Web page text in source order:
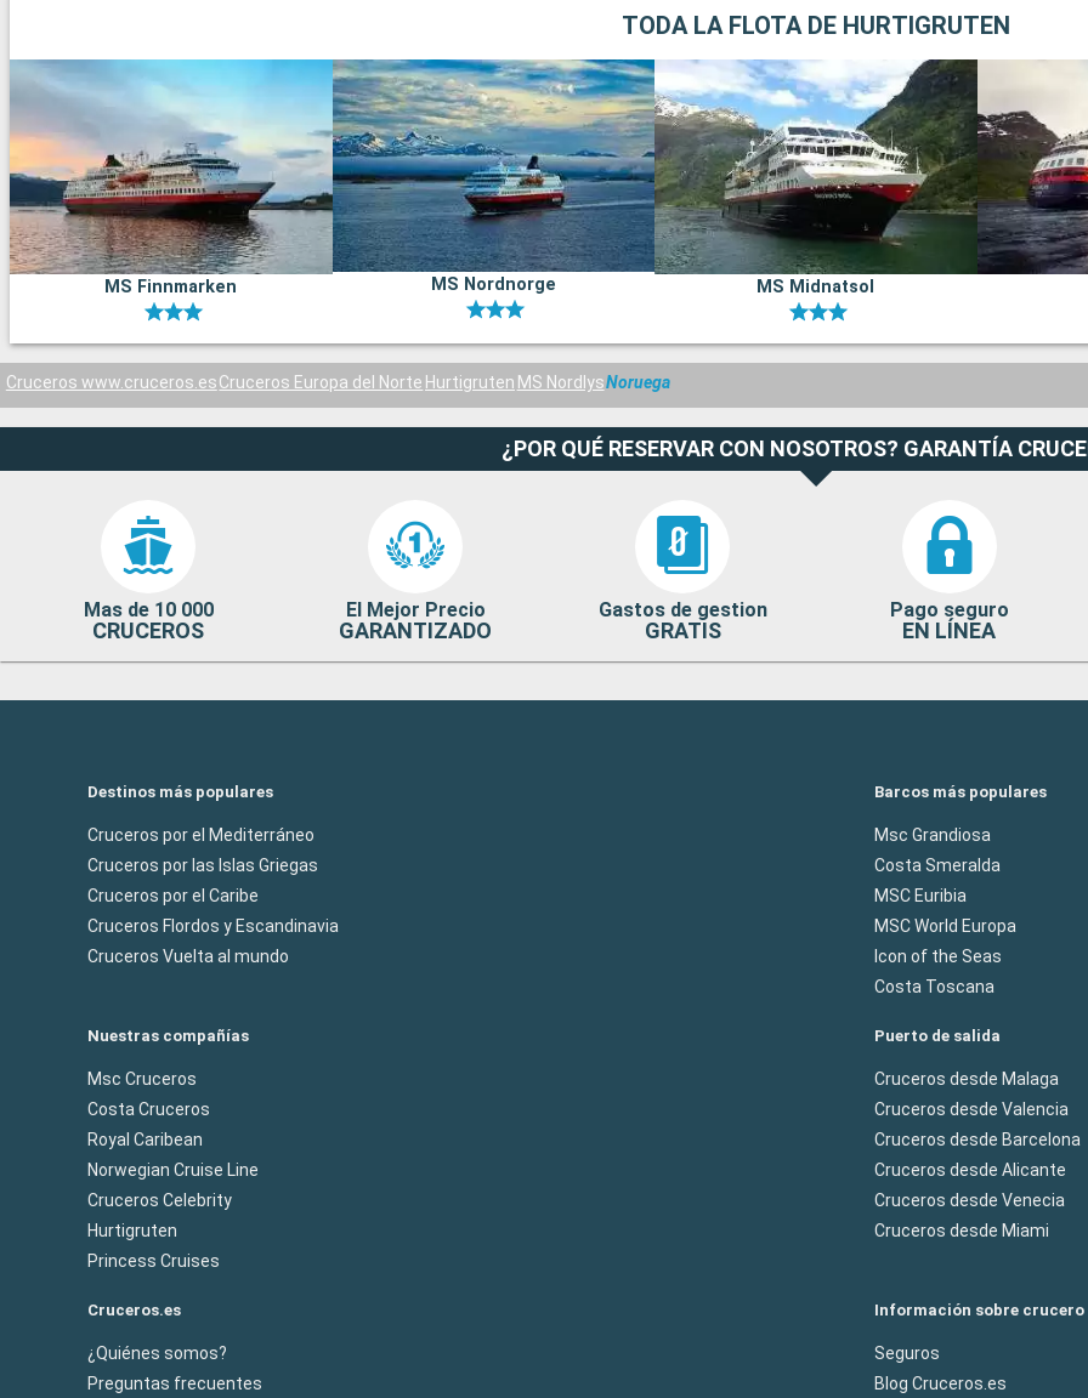
TODA LA FLOTA DE HURTIGRUTEN
MS Finnmarken MS Nordnorge MS Midnatsol
Cruceros www.cruceros.esCruceros Europa del Norte Hurtigruten MS NordlysNoruega
¿POR QUÉ RESERVAR CON NOSOTROS? GARANTÍA
Mas de 10 000
CRUCEROS
El Mejor Precio
GARANTIZADO
Gastos de gestion
GRATIS
Pago seguro
EN LÍNEA
Destinos más populares
Cruceros por el Mediterráneo
Cruceros por las Islas Griegas
Cruceros por el Caribe
Cruceros Flordos y Escandinavia
Cruceros Vuelta al mundo
Barcos más populares
Msc Grandiosa
Costa Smeralda
MSC Euribia
MSC World Europa
Icon of the Seas
Costa Toscana
Nuestras compañías
Msc Cruceros
Costa Cruceros
Royal Caribean
Norwegian Cruise Line
Cruceros Celebrity
Hurtigruten
Princess Cruises
Puerto de salida
Cruceros desde Malaga
Cruceros desde Valencia
Cruceros desde Barcelona
Cruceros desde Alicante
Cruceros desde Venecia
Cruceros desde Miami
Cruceros.es
¿Quiénes somos?
Preguntas frecuentes
Información sobre crucero
Seguros
Blog Cruceros.es